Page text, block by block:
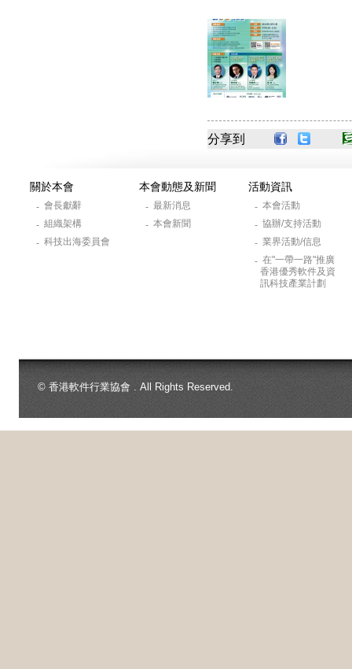
分享到
關於本會
- 會長獻辭
- 組織架構
- 科技出海委員會
本會動態及新聞
- 最新消息
- 本會新聞
活動資訊
- 本會活動
- 協辦/支持活動
- 業界活動/信息
- 在"一帶一路"推廣
香港優秀軟件及資
訊科技產業計劃
© 香港軟件行業協會 . All Rights Reserved.